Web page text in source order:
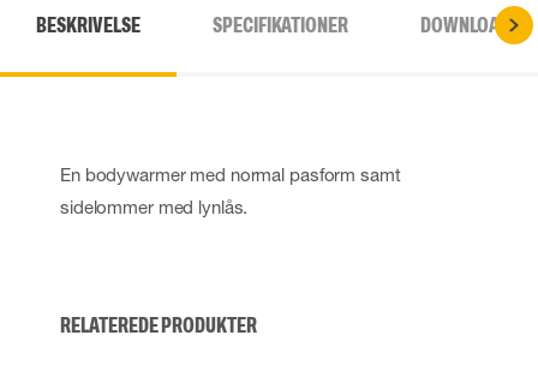
BESKRIVELSE SPECIFIKATIONER DOWNLOADS
En bodywarmer med normal pasform samt
sidelommer med lynlås.
RELATEREDE PRODUKTER